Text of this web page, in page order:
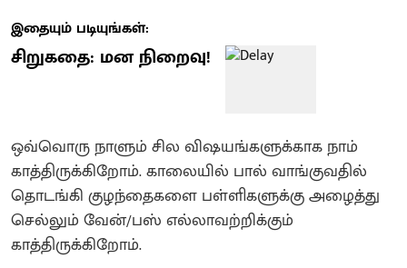
இதையும் படியுங்கள்:
சிறுகதை: மன நிறைவு!
ஒவ்வொரு நாளும் சில விஷயங்களுக்காக நாம்
காத்திருக்கிறோம். காலையில் பால் வாங்குவதில்
தொடங்கி குழந்தைகளை பள்ளிகளுக்கு அழைத்து
செல்லும் வேன்/பஸ் எல்லாவற்றிக்கும்
காத்திருக்கிறோம்.